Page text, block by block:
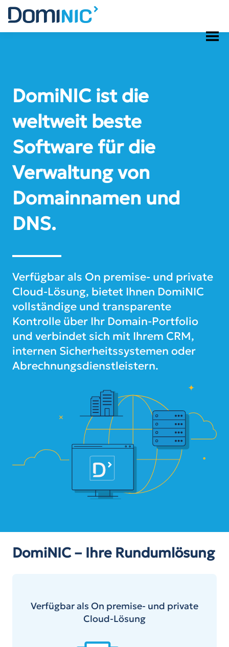
Skip
to
DomiNIC ist die
weltweit beste
Software für die
Verwaltung von
Domainnamen und
DNS.
Verfügbar als On premise- und private
Cloud-Lösung, bietet Ihnen DomiNIC
vollständige und transparente
Kontrolle über Ihr Domain-Portfolio
und verbindet sich mit Ihrem CRM,
internen Sicherheitssystemen oder
Abrechnungsdienstleistern.
DomiNIC – Ihre Rundumlösung
Verfügbar als On premise- und private
Cloud-Lösung